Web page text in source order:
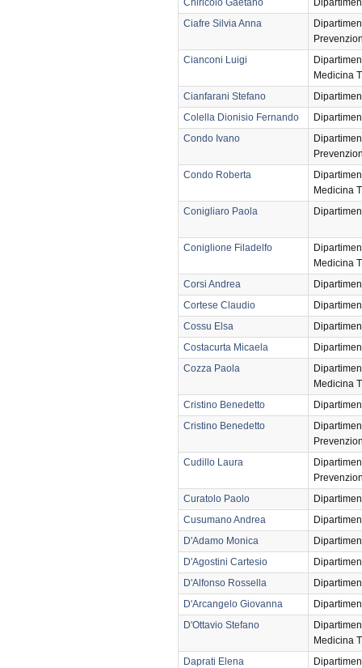
Ciafre Silvia Anna
Cianconi Luigi
Medicina
Cianfarani Stefano
Colella Dionisio Fernando
Condo Ivano
Condo Roberta
Medicina
Conigliaro Paola
Coniglione Filadelfo
Medicina
Corsi Andrea
Cortese Claudio
Cossu Elsa
Costacurta Micaela
Cozza Paola
Medicina
Cristino Benedetto
Cristino Benedetto
Cudillo Laura
Curatolo Paolo
Cusumano Andrea
D'Adamo Monica
D'Agostini Cartesio
D'Alfonso Rossella
D'Arcangelo Giovanna
D'Ottavio Stefano
Medicina
Daprati Elena